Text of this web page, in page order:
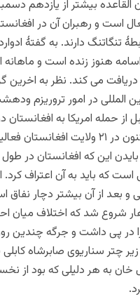
است و رهبران آن در
تنگاتنگ دارند. به گفتۀ
هنوز زنده است و ماهانه
دریافت می کند. نظر به
المللی در امور تروریزم
از حمله امریکا به
فعال بود و اکنون در ۲۱ ولایت
این که افغانستان در طول
که باید به آن اعتراف کرد.
و بعد از آن بیشتر دچار نفاق
شروع شد که اختلاف میان
در پی داشت و جرگه چندین
چتر سناریوی صابرشاه
خان به هر دلیلی که بود از